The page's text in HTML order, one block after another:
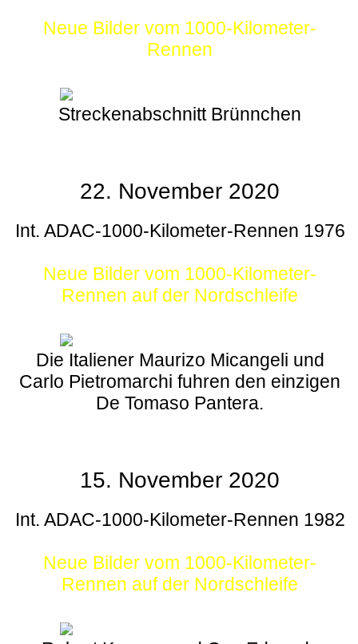
Neue Bilder vom 1000-Kilometer-
Rennen
Streckenabschnitt Brünnchen
22. November 2020
Int. ADAC-1000-Kilometer-Rennen 1976
Neue Bilder vom 1000-Kilometer-
Rennen auf der Nordschleife
Die Italiener Maurizo Micangeli und
Carlo Pietromarchi fuhren den einzigen
De Tomaso Pantera.
15. November 2020
Int. ADAC-1000-Kilometer-Rennen 1982
Neue Bilder vom 1000-Kilometer-
Rennen auf der Nordschleife